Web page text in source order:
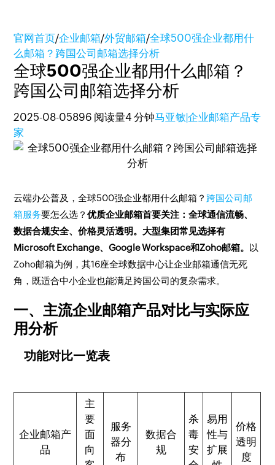
官网首页/企业邮箱/外贸邮箱/全球500强企业都用什
么邮箱？跨国公司邮箱选择分析
全球500强企业都用什么邮箱？
跨国公司邮箱选择分析
2025-08-05896 阅读量4 分钟马亚敏|企业邮箱产品专
家
云端办公普及，全球500强企业都用什么邮箱？ 跨国公司邮
箱服务要怎么选？优质企业邮箱首要关注：全球通信流畅、
数据合规安全、价格灵活透明。大型集团常见选择有
Microsoft Exchange、Google Workspace和Zoho邮箱。 以
Zoho邮箱为例，其16座全球数据中心让企业邮箱通信无死
角，既适合中小企业也能满足跨国公司的复杂需求。
一、主流企业邮箱产品对比与实际应
用分析
功能对比一览表
企业邮箱产
品
主
要
面
向
服务
器分
布
数据合
规
杀
毒
安
易用
性与
扩展
价格
透明
度